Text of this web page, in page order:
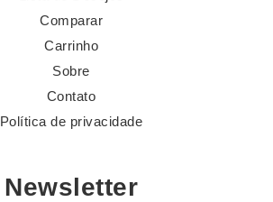
Comparar
Carrinho
Sobre
Contato
Política de privacidade
Newsletter